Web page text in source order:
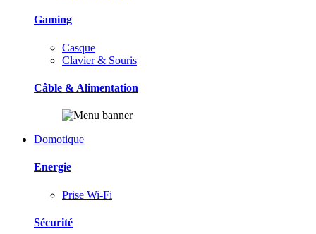
Gaming
Casque
Clavier & Souris
Câble & Alimentation
Domotique
Energie
Prise Wi-Fi
Sécurité